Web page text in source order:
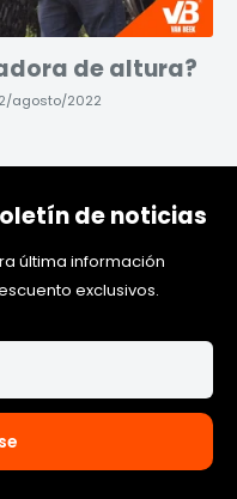
de altura?
agosto/2022
de noticias
última información
exclusivos.